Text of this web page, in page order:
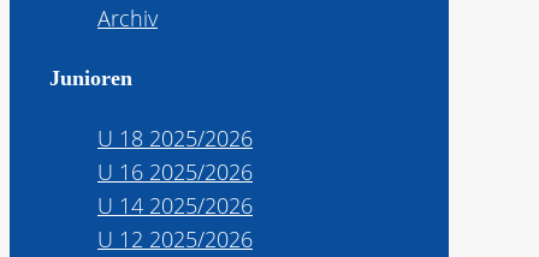
Archiv
Junioren
U 18 2025/2026
U 16 2025/2026
U 14 2025/2026
U 12 2025/2026